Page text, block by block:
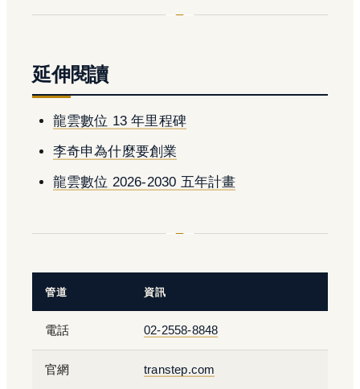
延伸閱讀
龍雲數位 13 年里程碑
李奇申為什麼要創業
龍雲數位 2026-2030 五年計畫
管道 資訊
電話 02-2558-8848
官網 transtep.com